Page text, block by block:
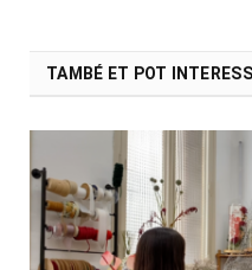
TAMBÉ ET POT